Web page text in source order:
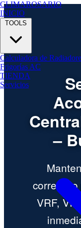
CLIMAROSARIO
INICIO
TOOLS
Calculadora de
Frigorías AC
TIENDA
Servicios
–
VRF,